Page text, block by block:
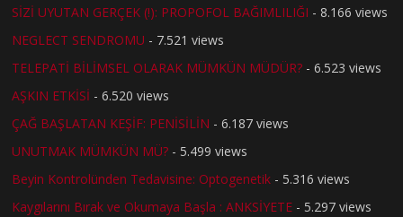
SİZİ UYUTAN GERÇEK (!): PROPOFOL BAĞIMLILIĞI - 8.166 views
NEGLECT SENDROMU - 7.521 views
TELEPATİ BİLİMSEL OLARAK MÜMKÜN MÜDÜR? - 6.523 views
AŞKIN ETKİSİ - 6.520 views
ÇAĞ BAŞLATAN KEŞİF: PENİSİLİN - 6.187 views
UNUTMAK MÜMKÜN MÜ? - 5.499 views
Beyin Kontrolünden Tedavisine: Optogenetik - 5.316 views
Kaygılarını Bırak ve Okumaya Başla : ANKSİYETE - 5.297 views